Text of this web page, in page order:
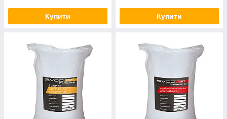
Купити Купити